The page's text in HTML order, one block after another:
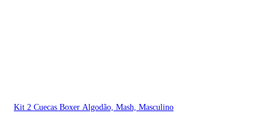
Kit 2 Cuecas Boxer Algodão, Mash, Masculino